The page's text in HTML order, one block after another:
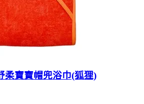
柔寶寶帽兜浴巾(狐狸)